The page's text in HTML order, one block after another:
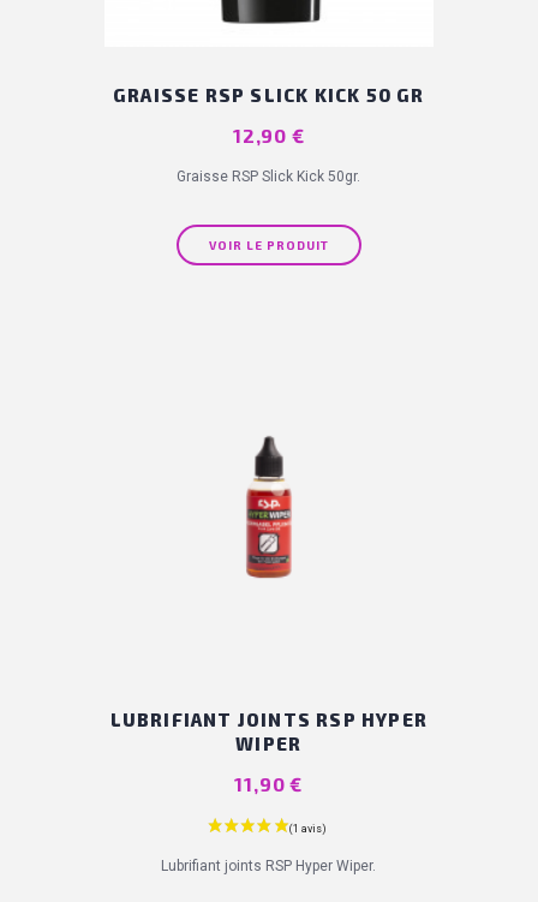
GRAISSE RSP SLICK KICK 50 GR
Prix
12,90 €
Graisse RSP Slick Kick 50gr.
VOIR LE PRODUIT
LUBRIFIANT JOINTS RSP HYPER
WIPER
Prix
11,90 €
Lubrifiant joints RSP Hyper Wiper.